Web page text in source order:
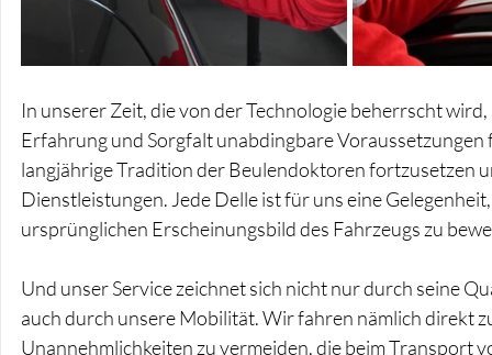
In unserer Zeit, die von der Technologie beherrscht
Erfahrung und Sorgfalt unabdingbare
langjährige Tradition der Beulendoktoren fortzusetzen
Dienstleistungen. Jede Delle ist für uns eine
ursprünglichen Erscheinungsbild des Fahrzeugs zu
Und unser Service zeichnet sich nicht nur durch seine
auch durch unsere Mobilität. Wir fahren nämlich direkt
Unannehmlichkeiten zu vermeiden, die beim Transport